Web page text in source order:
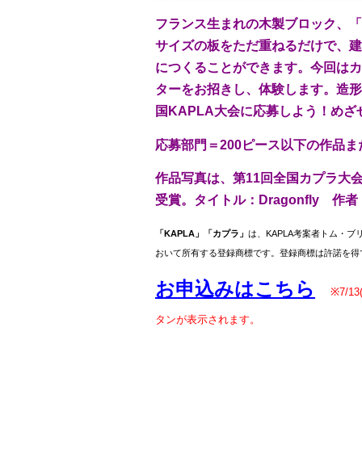
フランス生まれの木製ブロック、
サイズの板をただ重ねるだけで、
につくることができます。今回は
ターをお招きし、体験します。造
国KAPLA大会に応募しよう！めざ
応募部門＝200ピース以下の作品ま
作品写真は、第11回全国カプラ大
受賞。タイトル：Dragonfly 作者
「KAPLA」「カプラ」 は、KAPLA考案者トム・ブ
おいて所有する登録商標です。登録商標は許諾を
お申込みはこちら ※7/
タンが表示されます。